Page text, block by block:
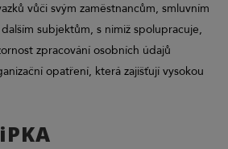
vůči svým zaměstnancům, smluvním
subjektům, s nimiž spolupracuje,
zpracování osobních údajů
opatření, která zajišťují vysokou